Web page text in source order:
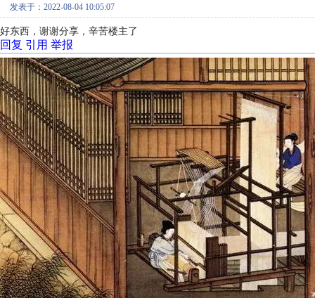
发表于：2022-08-04 10:05:07
好东西，谢谢分享，辛苦楼主了
回复 引用 举报